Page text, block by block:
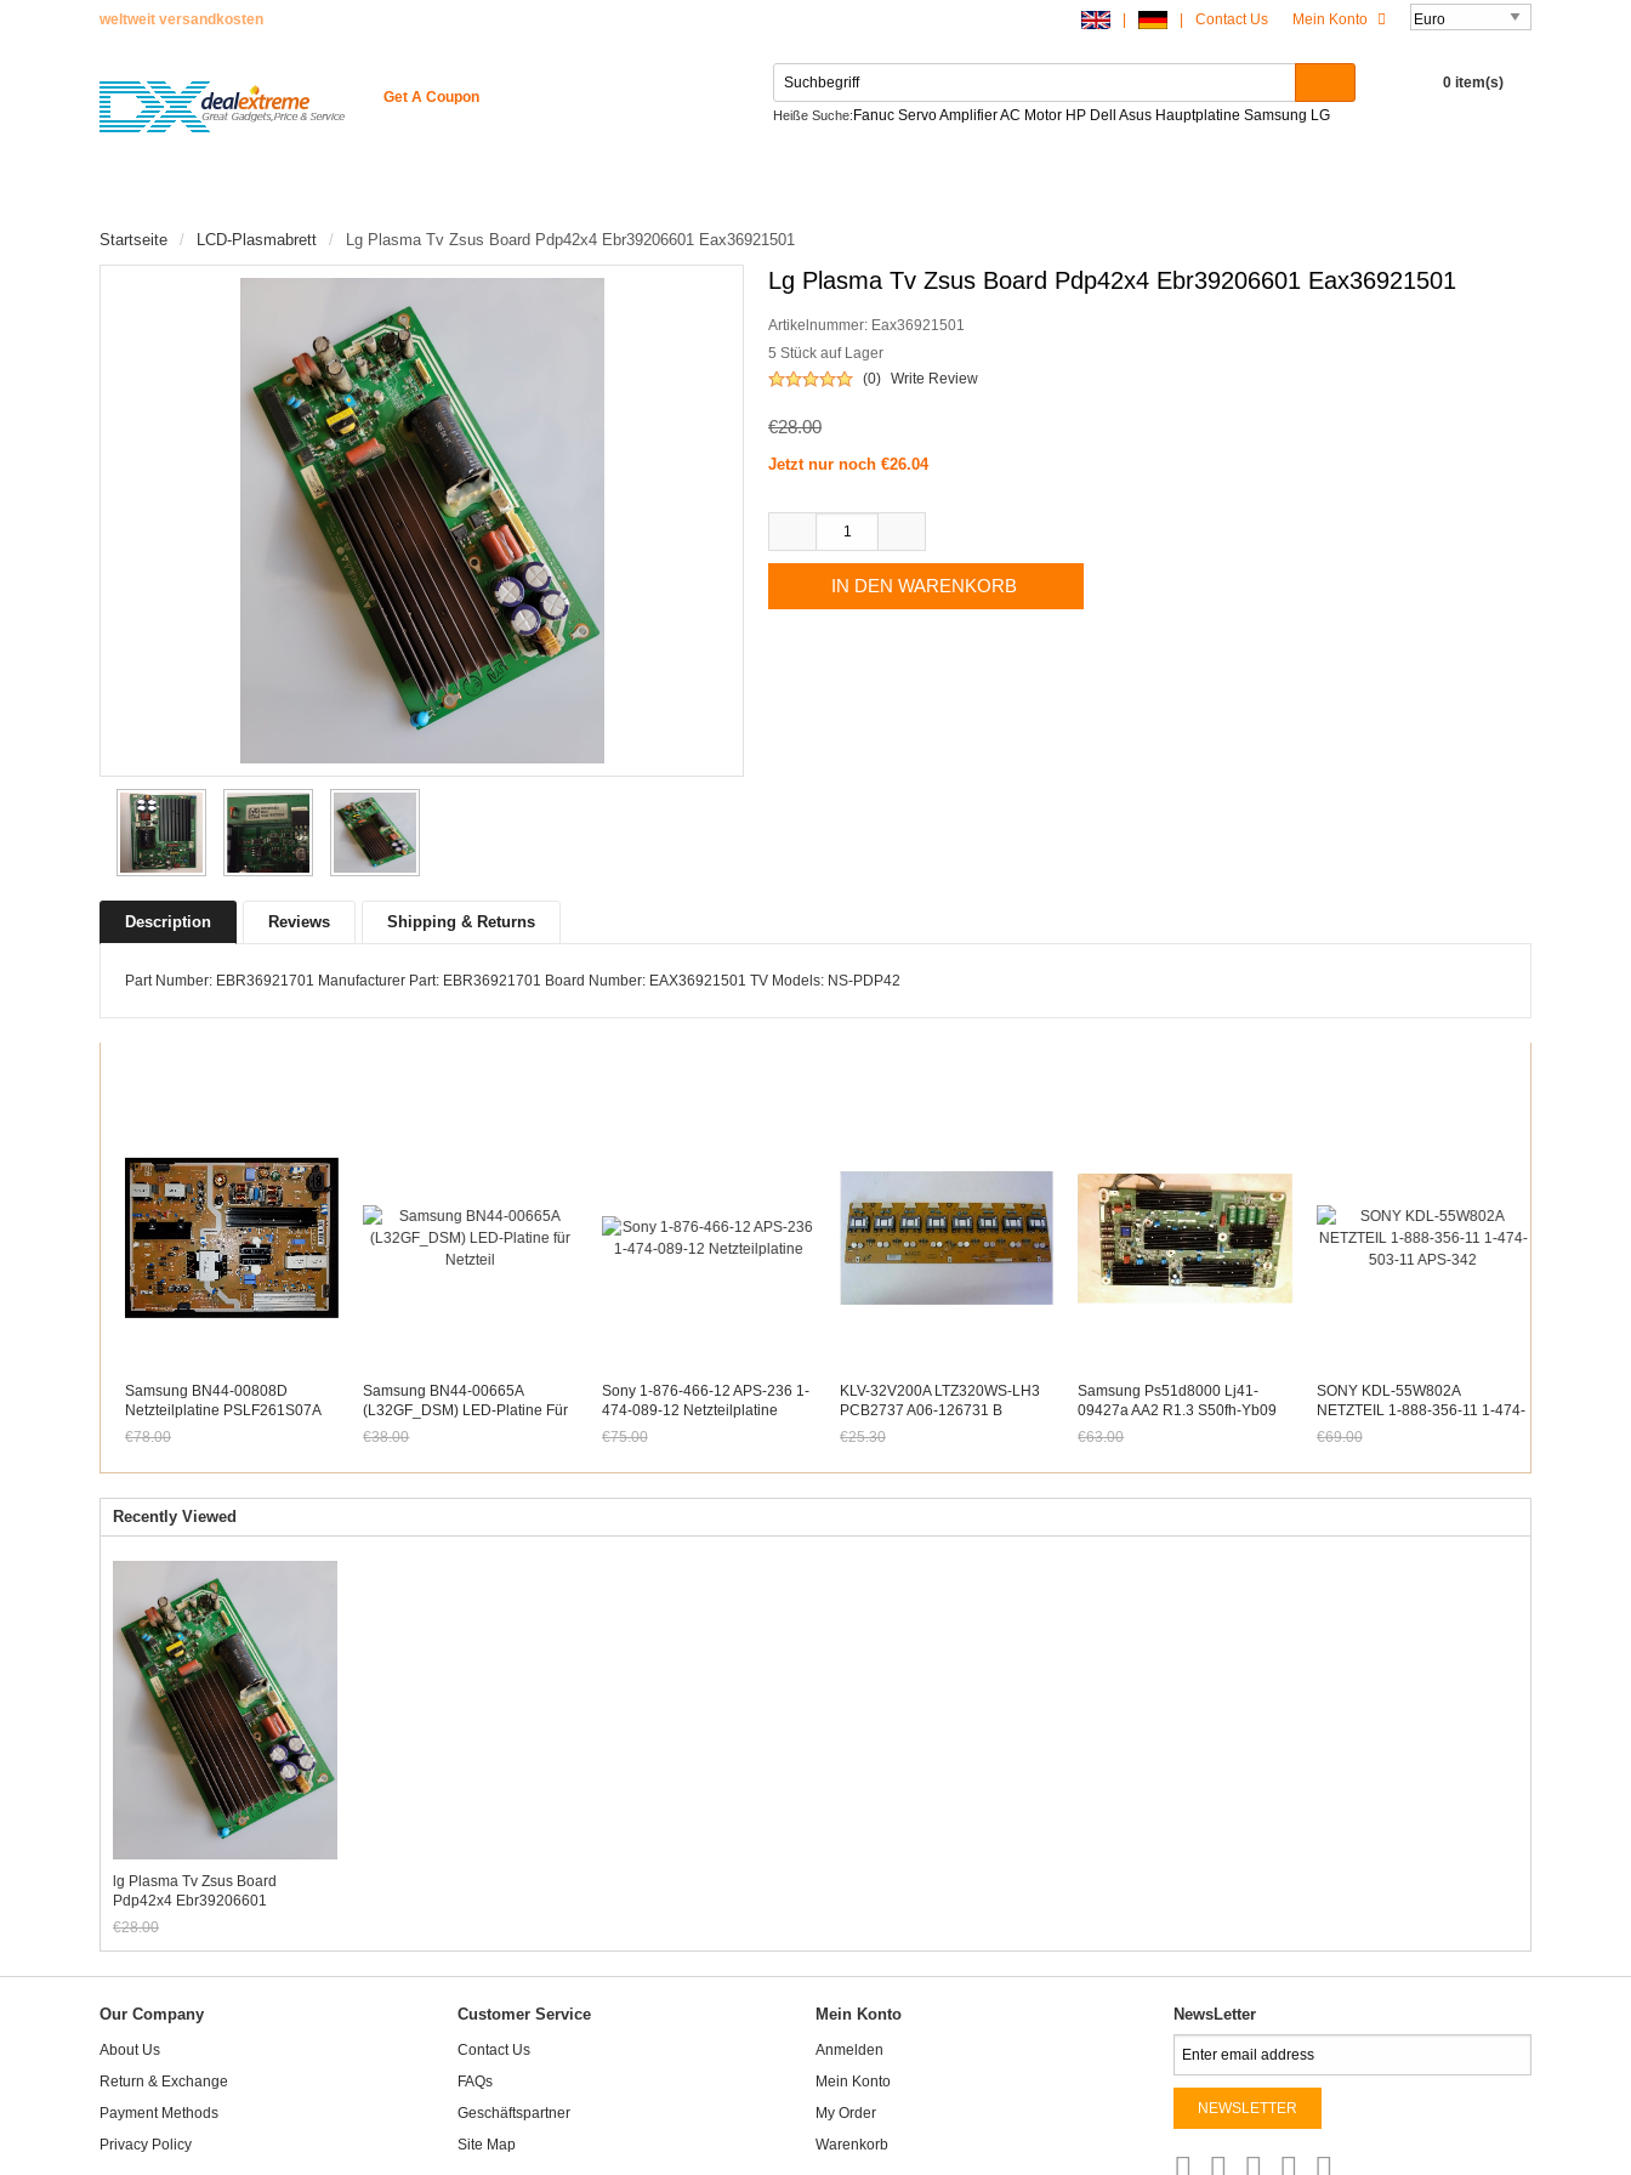
weltweit versandkosten Mein Konto
Contact Us
Get A Coupon
0 item(s)
Heiße Suche: Fanuc Servo Amplifier AC Motor HP Dell Asus Hauptplatine Samsung LG
Startseite LCD-Plasmabrett Lg Plasma Tv Zsus Board Pdp42x4 Ebr39206601 Eax36921501
Lg Plasma Tv Zsus Board Pdp42x4 Ebr39206601 Eax36921501
Artikelnummer: Eax36921501
5 Stück auf Lager
(0) Write Review
€28.00
Jetzt nur noch €26.04
Description Reviews Shipping & Returns
Part Number: EBR36921701 Manufacturer Part: EBR36921701 Board Number: EAX36921501 TV Models: NS-PDP42
Samsung BN44-00808D
Netzteilplatine PSLF261S07A
L65S6N_FSM UN
€78.00
Samsung BN44-00665A
(L32GF_DSM) LED-Platine Für
Netzteil
€38.00
Sony 1-876-466-12 APS-236 1-
474-089-12 Netzteilplatine
€75.00
KLV-32V200A LTZ320WS-LH3
PCB2737 A06-126731 B
Wechselrichterkarte
€25.30
Samsung Ps51d8000 Lj41-
09427a AA2 R1.3 S50fh-Yb09
Bildschirm Ysus Board
€63.00
SONY KDL-55W802A
NETZTEIL 1-888-356-11 1-474-
503-11 APS-342
€69.00
Recently Viewed
lg Plasma Tv Zsus Board
Pdp42x4 Ebr39206601
Eax36921501
€28.00
Jetzt nur noch €26.04
Our Company
About Us
Return & Exchange
Payment Methods
Privacy Policy
Customer Service
Contact Us
FAQs
Geschäftspartner
Site Map
Mein Konto
Anmelden
Mein Konto
My Order
Warenkorb
NewsLetter